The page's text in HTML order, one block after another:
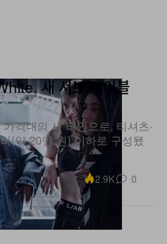
새 서브 레이블
격대의 새 라인으로, 티셔츠·
(약 20만 원) 이하로 구성됐
2.9K 0